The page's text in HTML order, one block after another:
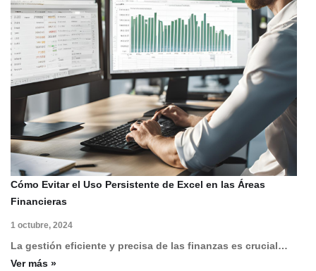
Cómo Evitar el Uso Persistente de Excel en las Áreas
Financieras
1 octubre, 2024
La gestión eficiente y precisa de las finanzas es crucial…
Ver más »